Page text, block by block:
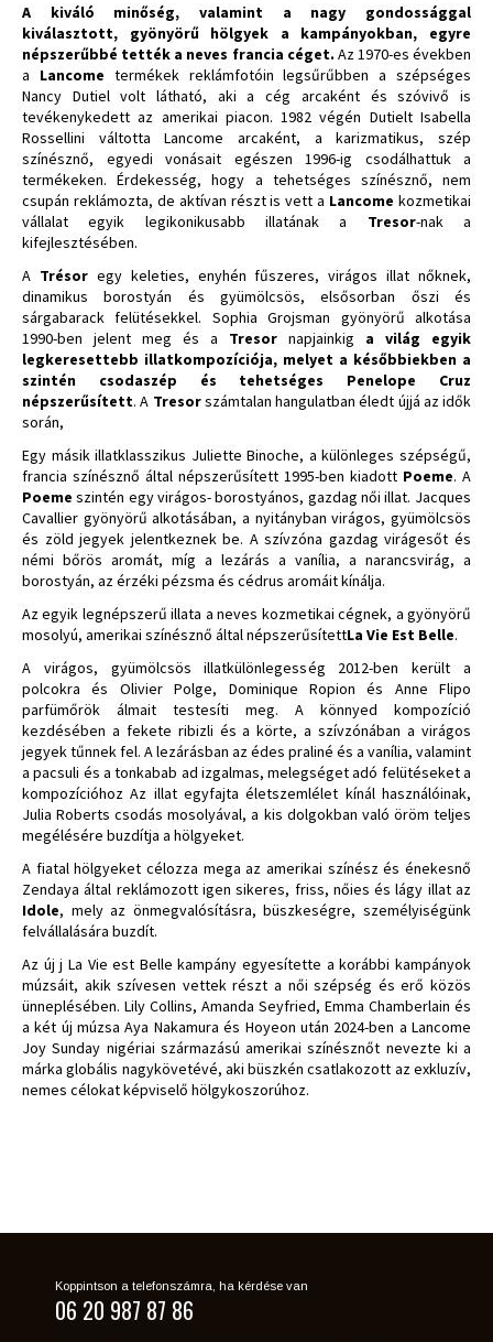
A kiváló minőség, valamint a nagy gondossággal
kiválasztott, gyönyörű hölgyek a kampányokban, egyre
népszerűbbé tették a neves francia céget. Az 1970-es években
a Lancome termékek reklámfotóin legsűrűbben a szépséges
Nancy Dutiel volt látható, aki a cég arcaként és szóvivő is
tevékenykedett az amerikai piacon. 1982 végén Dutielt Isabella
Rossellini váltotta Lancome arcaként, a karizmatikus, szép
színésznő, egyedi vonásait egészen 1996-ig csodálhattuk a
termékeken. Érdekesség, hogy a tehetséges színésznő, nem
csupán reklámozta, de aktívan részt is vett a Lancome kozmetikai
vállalat egyik legikonikusabb illatának a Tresor-nak a
kifejlesztésében.
A Trésoregy keleties, enyhén fűszeres, virágos illat nőknek,
dinamikus borostyán és gyümölcsös, elsősorban őszi és
sárgabarack felütésekkel. Sophia Grojsman gyönyörű alkotása
1990-ben jelent meg és a Tresor napjainkig a világ egyik
legkeresettebb illatkompozíciója, melyet a későbbiekben a
szintén csodaszép és tehetséges Penelope Cruz
népszerűsített. A Tresorszámtalan hangulatban éledt újjá az idők
során,
Egy másik illatklasszikus Juliette Binoche, a különleges szépségű,
francia színésznő által népszerűsített 1995-ben kiadott Poeme. A
Poemeszintén egy virágos- borostyános, gazdag női illat. Jacques
Cavallier gyönyörű alkotásában, a nyitányban virágos, gyümölcsös
és zöld jegyek jelentkeznek be. A szívzóna gazdag virágesőt és
némi bőrös aromát, míg a lezárás a vanília, a narancsvirág, a
borostyán, az érzéki pézsma és cédrus aromáit kínálja.
Az egyik legnépszerű illata a neves kozmetikai cégnek, a gyönyörű
mosolyú, amerikai színésznő által népszerűsítettLa Vie Est Belle.
A virágos, gyümölcsös illatkülönlegesség 2012-ben került a
polcokra és Olivier Polge, Dominique Ropion és Anne Flipo
parfümőrök álmait testesíti meg. A könnyed kompozíció
kezdésében a fekete ribizli és a körte, a szívzónában a virágos
jegyek tűnnek fel. A lezárásban az édes praliné és a vanília, valamint
a pacsuli és a tonkabab ad izgalmas, melegséget adó felütéseket a
kompozícióhoz Az illat egyfajta életszemlélet kínál használóinak,
Julia Roberts csodás mosolyával, a kis dolgokban való öröm teljes
megélésére buzdítja a hölgyeket.
A fiatal hölgyeket célozza mega az amerikai színész és énekesnő
Zendaya által reklámozott igen sikeres, friss, nőies és lágy illat az
Idole, mely az önmegvalósításra, büszkeségre, személyiségünk
felvállalására buzdít.
Az új j La Vie est Belle kampány egyesítette a korábbi kampányok
múzsáit, akik szívesen vettek részt a női szépség és erő közös
ünneplésében. Lily Collins, Amanda Seyfried, Emma Chamberlain és
a két új múzsa Aya Nakamura és Hoyeon után 2024-ben a Lancome
Joy Sunday nigériai származású amerikai színésznőt nevezte ki a
márka globális nagykövetévé, aki büszkén csatlakozott az exkluzív,
nemes célokat képviselő hölgykoszorúhoz.
Koppintson a telefonszámra, ha kérdése van
06 20 987 87 86